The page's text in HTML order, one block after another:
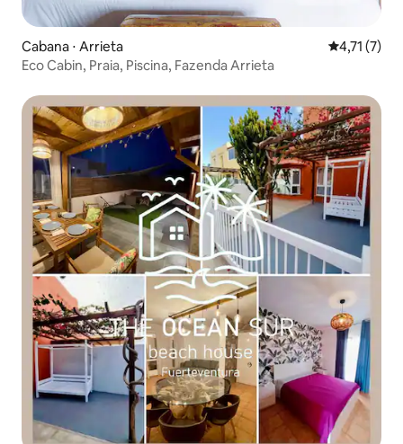
Cabana ⋅ Arrieta 4,71 de
4,71 (7)
Eco Cabin, Praia, Piscina, Fazenda Arrieta